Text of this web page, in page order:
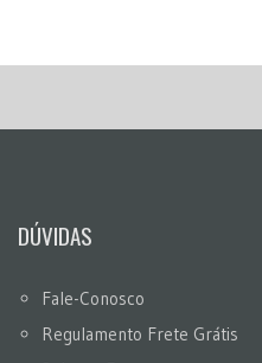
DÚVIDAS
Fale-Conosco
Regulamento Frete Grátis